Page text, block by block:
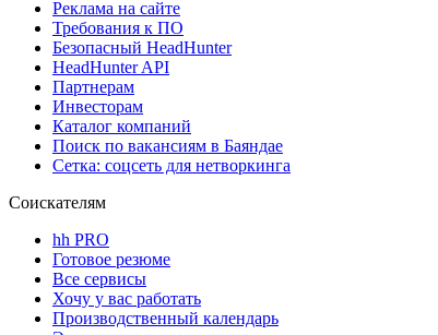
Реклама на сайте
Требования к ПО
Безопасный HeadHunter
HeadHunter API
Партнерам
Инвесторам
Каталог компаний
Поиск по вакансиям в Баяндае
Сетка: соцсеть для нетворкинга
Соискателям
hh PRO
Готовое резюме
Все сервисы
Хочу у вас работать
Производственный календарь